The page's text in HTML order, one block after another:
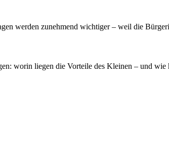
werden zunehmend wichtiger – weil die
worin liegen die Vorteile des Kleinen – und wie